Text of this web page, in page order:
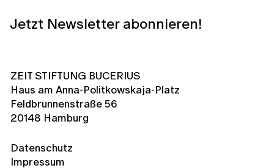
Jetzt Newsletter abonnieren!
ZEIT STIFTUNG BUCERIUS
Haus am Anna-Politkowskaja-Platz
Feldbrunnenstraße 56
20148 Hamburg
Datenschutz
Impressum